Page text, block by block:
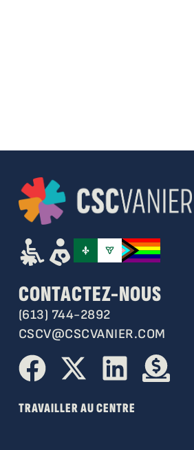
CONTACTEZ-NOUS
(613) 744-2892
CSCV@CSCVANIER.COM
TRAVAILLER AU CENTRE